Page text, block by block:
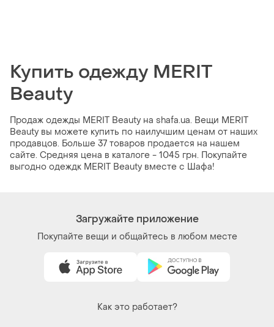
Купить одежду MERIT
Beauty
Продаж одежды MERIT Beauty на shafa.ua. Вещи MERIT
Beauty вы можете купить по наилучшим ценам от наших
продавцов. Больше 37 товаров продается на нашем
сайте. Средняя цена в каталоге - 1045 грн. Покупайте
выгодно одеждк MERIT Beauty вместе с Шафа!
Загружайте приложение
Покупайте вещи и общайтесь в любом месте
Как это работает?